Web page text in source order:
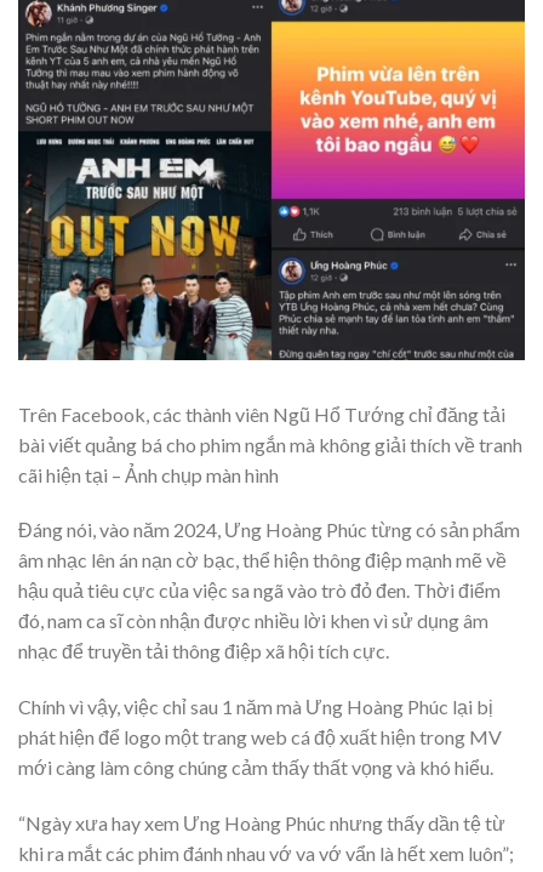
Trên Facebook, các thành viên Ngũ Hổ Tướng chỉ đăng tải
bài viết quảng bá cho phim ngắn mà không giải thích về tranh
cãi hiện tại – Ảnh chụp màn hình
Đáng nói, vào năm 2024, Ưng Hoàng Phúc từng có sản phẩm
âm nhạc lên án nạn cờ bạc, thể hiện thông điệp mạnh mẽ về
hậu quả tiêu cực của việc sa ngã vào trò đỏ đen. Thời điểm
đó, nam ca sĩ còn nhận được nhiều lời khen vì sử dụng âm
nhạc để truyền tải thông điệp xã hội tích cực.
Chính vì vậy, việc chỉ sau 1 năm mà Ưng Hoàng Phúc lại bị
phát hiện để logo một trang web cá độ xuất hiện trong MV
mới càng làm công chúng cảm thấy thất vọng và khó hiểu.
“Ngày xưa hay xem Ưng Hoàng Phúc nhưng thấy dần tệ từ
khi ra mắt các phim đánh nhau vớ va vớ vẩn là hết xem luôn”;